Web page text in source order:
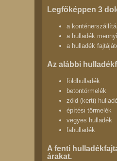
Legfőképpen 3
a
a hulladék
a hulladék
Az alábbi
földhulladék
betontörmelék
zöld (kerti)
építési törmelék
vegyes hulladék
fahulladék
A fenti
árakat.